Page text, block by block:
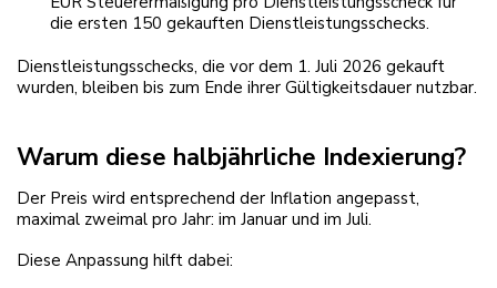
die ersten 150 gekauften Dienstleistungsschecks.
Dienstleistungsschecks, die vor dem 1. Juli 2026 gekauft
wurden, bleiben bis zum Ende ihrer Gültigkeitsdauer nutzbar.
Warum diese halbjährliche Indexierung?
Der Preis wird entsprechend der Inflation angepasst,
maximal zweimal pro Jahr: im Januar und im Juli.
Diese Anpassung hilft dabei: